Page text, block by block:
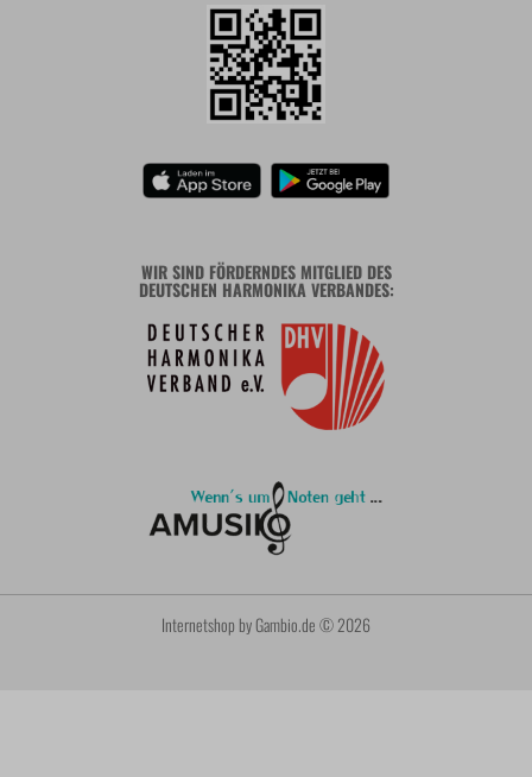
WIR SIND FÖRDERNDES MITGLIED DES
DEUTSCHEN HARMONIKA VERBANDES:
Internetshop by Gambio.de © 2026